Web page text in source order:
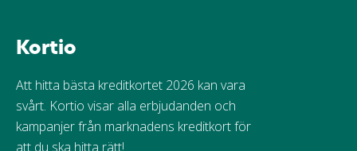
Kortio
Att hitta bästa kreditkortet 2026 kan vara
svårt. Kortio visar alla erbjudanden och
kampanjer från marknadens kreditkort för
att du ska hitta rätt!